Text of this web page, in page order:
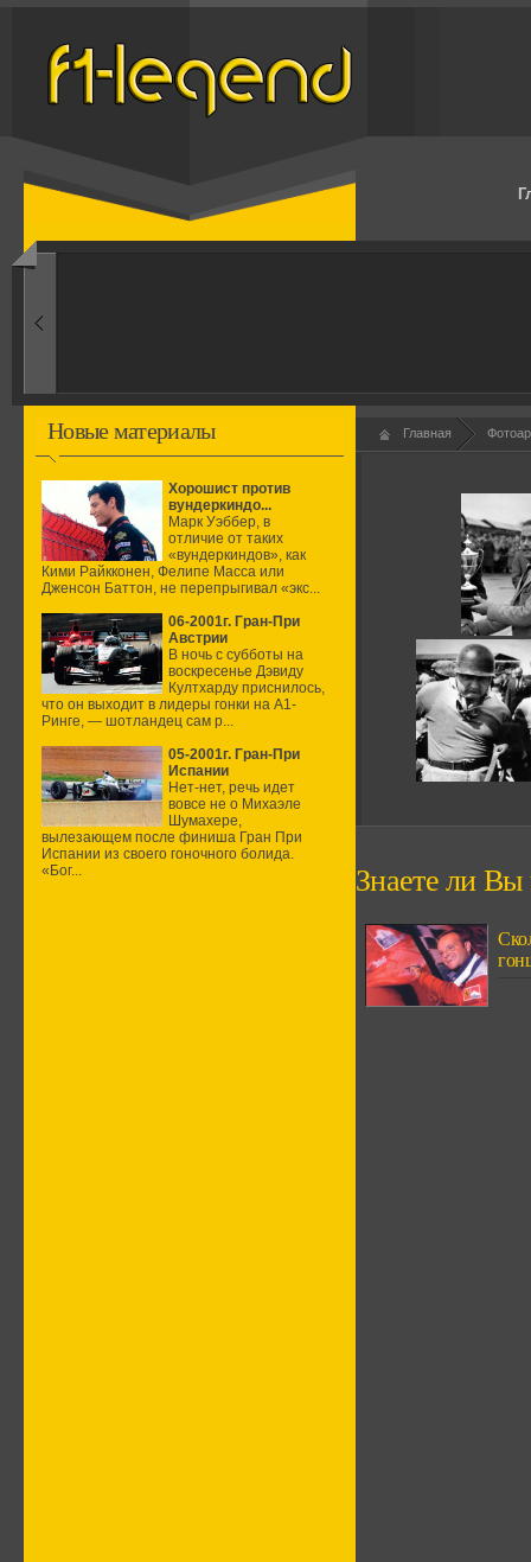
1960-ые
Новые материалы
Хорошист против
вундеркиндо...
Марк Уэббер, в
отличие от таких
«вундеркиндов», как
Кими Райкконен, Фелипе Масса или
Дженсон Баттон, не перепрыгивал «экс...
06-2001г. Гран-При
Австрии
В ночь с субботы на
воскресенье Дэвиду
Култхарду приснилось,
что он выходит в лидеры гонки на А1-
Ринге, — шотландец сам р...
05-2001г. Гран-При
Испании
Нет-нет, речь идет
вовсе не о Михаэле
Шумахере,
вылезающем после финиша Гран При
Испании из своего гоночного болида.
«Бог...
Главная
Знаете ли Вы